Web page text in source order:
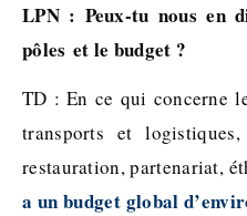
LPN : Peux-tu nous en
pôles et le budget ?
TD : En ce qui concerne
transports et
restauration, partenariat,
a un budget global